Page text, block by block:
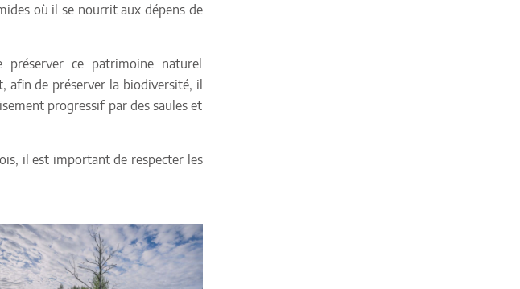
où il se nourrit aux dépens de
ce patrimoine naturel
afin de préserver la biodiversité, il
progressif par des saules et
il est important de respecter les